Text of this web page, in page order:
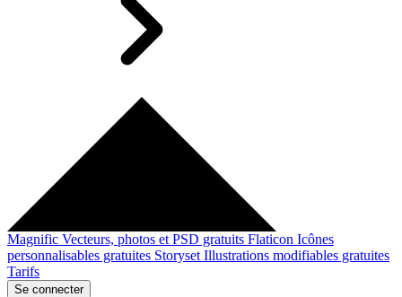
Magnific Vecteurs, photos et PSD gratuits Flaticon Icônes
personnalisables gratuites Storyset Illustrations modifiables gratuites
Tarifs
Se connecter